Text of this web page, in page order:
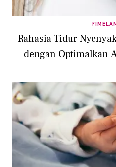
Rahasia Tidur
dengan Optimalkan